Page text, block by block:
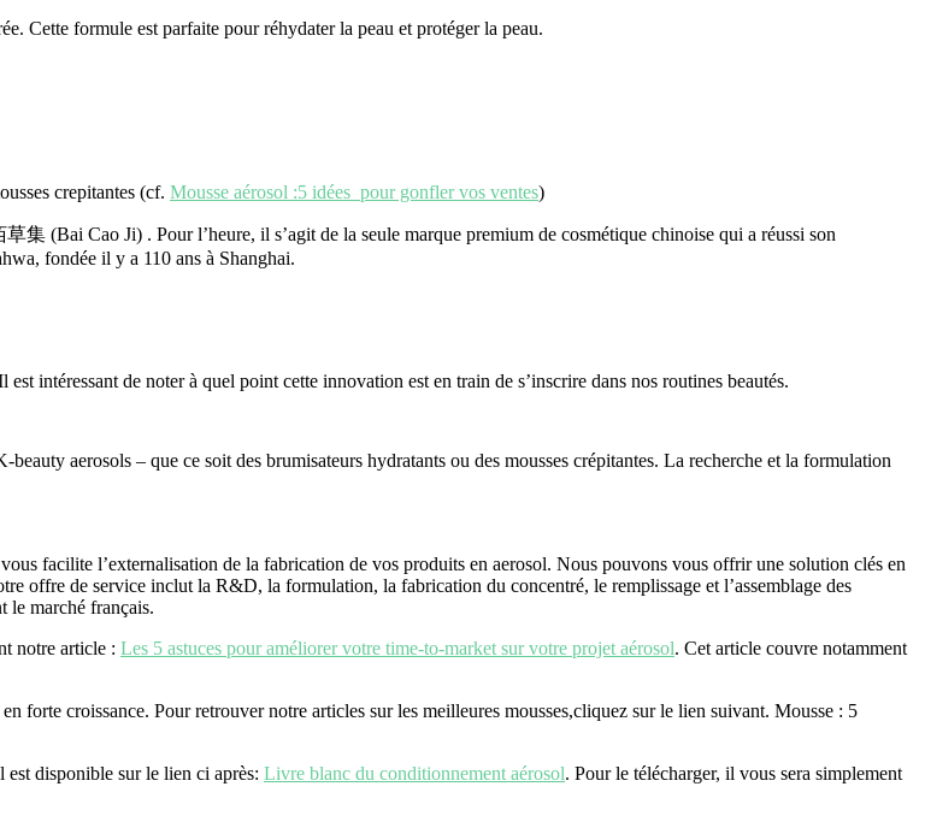
Cette formule est parfaite pour réhydater la peau et protéger la peau.
crepitantes (cf. Mousse aérosol :5 idées pour gonfler vos ventes)
集 (Bai Cao Ji) . Pour l’heure, il s’agit de la seule marque premium de cosmétique chinoise qui a réussi son
fondée il y a 110 ans à Shanghai.
intéressant de noter à quel point cette innovation est en train de s’inscrire dans nos routines beautés.
aerosols – que ce soit des brumisateurs hydratants ou des mousses crépitantes. La recherche et la formulation
facilite l’externalisation de la fabrication de vos produits en aerosol. Nous pouvons vous offrir une solution clés en
offre de service inclut la R&D, la formulation, la fabrication du concentré, le remplissage et l’assemblage des
le marché français.
notre article : Les 5 astuces pour améliorer votre time-to-market sur votre projet aérosol. Cet article couvre notamment
forte croissance. Pour retrouver notre articles sur les meilleures mousses,cliquez sur le lien suivant. Mousse : 5
disponible sur le lien ci après: Livre blanc du conditionnement aérosol. Pour le télécharger, il vous sera simplement